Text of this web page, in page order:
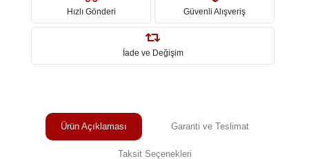
Hızlı Gönderi Güvenli Alışveriş
İade ve Değişim
Ürün Açıklaması Garanti ve Teslimat
Taksit Seçenekleri